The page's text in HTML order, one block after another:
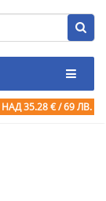
НАД 35.28 € / 69 ЛВ.